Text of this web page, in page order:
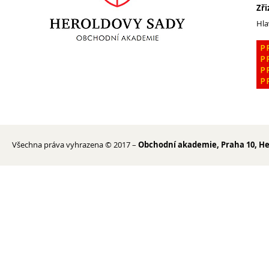
Partneři školy
Výroční zprávy
Inspekční zprávy
Všechna práva vyhrazena © 2017 – Obchodní akademie, Praha 10,